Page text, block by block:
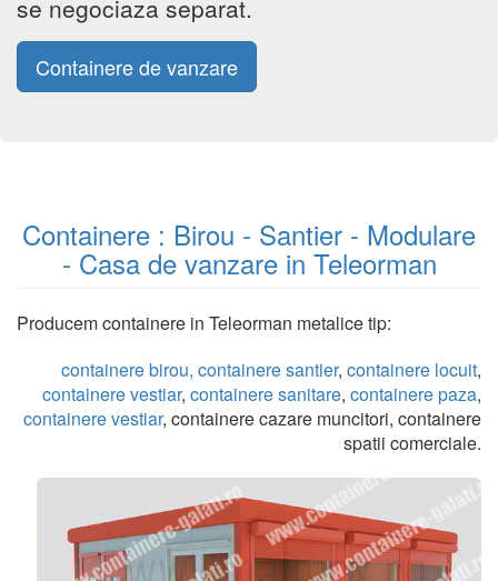
se negociaza separat.
Containere de vanzare
Containere : Birou - Santier - Modulare
- Casa de vanzare in Teleorman
Producem containere in Teleorman metalice tip:
containere birou, containere santier, containere locuit,
containere vestiar, containere sanitare, containere paza,
containere vestiar, containere cazare muncitori, containere
spatii comerciale.